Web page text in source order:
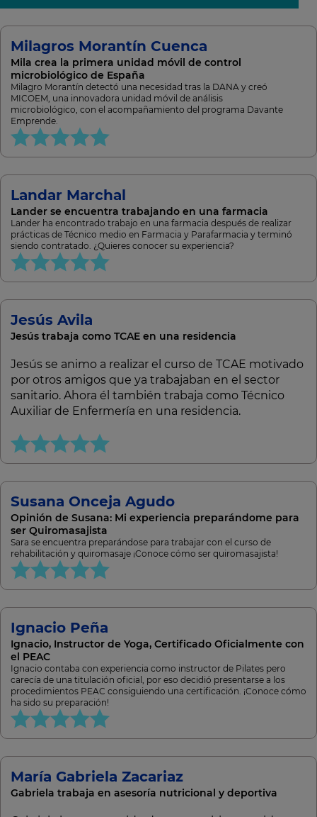
Milagros Morantín Cuenca
Mila crea la primera unidad móvil de control
microbiológico de España
Milagro Morantín detectó una necesidad tras la DANA y creó
MICOEM, una innovadora unidad móvil de análisis
microbiológico, con el acompañamiento del programa Davante
Emprende.
Landar Marchal
Lander se encuentra trabajando en una farmacia
Lander ha encontrado trabajo en una farmacia después de realizar
prácticas de Técnico medio en Farmacia y Parafarmacia y terminó
siendo contratado. ¿Quieres conocer su experiencia?
Jesús Avila
Jesús trabaja como TCAE en una residencia
Jesús se animo a realizar el curso de TCAE motivado
por otros amigos que ya trabajaban en el sector
sanitario. Ahora él también trabaja como Técnico
Auxiliar de Enfermería en una residencia.
Susana Onceja Agudo
Opinión de Susana: Mi experiencia preparándome para
ser Quiromasajista
Sara se encuentra preparándose para trabajar con el curso de
rehabilitación y quiromasaje ¡Conoce cómo ser quiromasajista!
Ignacio Peña
Ignacio, Instructor de Yoga, Certificado Oficialmente con
el PEAC
Ignacio contaba con experiencia como instructor de Pilates pero
carecía de una titulación oficial, por eso decidió presentarse a los
procedimientos PEAC consiguiendo una certificación. ¡Conoce cómo
ha sido su preparación!
María Gabriela Zacariaz
Gabriela trabaja en asesoría nutricional y deportiva